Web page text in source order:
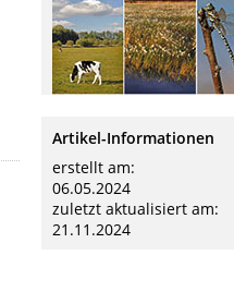
Artikel-Informationen
erstellt am:
06.05.2024
zuletzt aktualisiert am:
21.11.2024